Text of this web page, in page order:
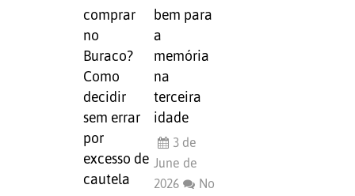
comprar
no
Buraco?
Como
decidir
sem errar
por
excesso de
cautela
bem para
a
memória
na
terceira
idade
3 de
June de
2026
No